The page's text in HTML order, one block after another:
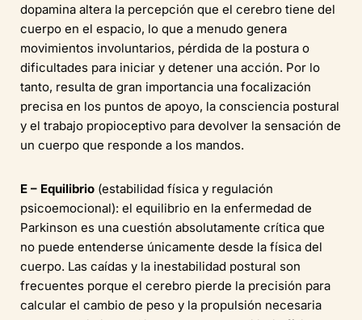
dopamina altera la percepción que el cerebro tiene del
cuerpo en el espacio, lo que a menudo genera
movimientos involuntarios, pérdida de la postura o
dificultades para iniciar y detener una acción. Por lo
tanto, resulta de gran importancia una focalización
precisa en los puntos de apoyo, la consciencia postural
y el trabajo propioceptivo para devolver la sensación de
un cuerpo que responde a los mandos.
E – Equilibrio (estabilidad física y regulación
psicoemocional): el equilibrio en la enfermedad de
Parkinson es una cuestión absolutamente crítica que
no puede entenderse únicamente desde la física del
cuerpo. Las caídas y la inestabilidad postural son
frecuentes porque el cerebro pierde la precisión para
calcular el cambio de peso y la propulsión necesaria